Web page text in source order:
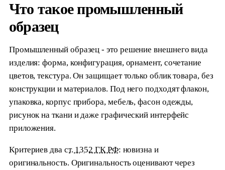
Что такое промышленный
образец
Промышленный образец - это решение внешнего вида
изделия: форма, конфигурация, орнамент, сочетание
цветов, текстура. Он защищает только облик товара, без
конструкции и материалов. Под него подходят флакон,
упаковка, корпус прибора, мебель, фасон одежды,
рисунок на ткани и даже графический интерфейс
приложения.
Критериев два ст. 1352 ГК РФ: новизна и
оригинальность. Оригинальность оценивают через